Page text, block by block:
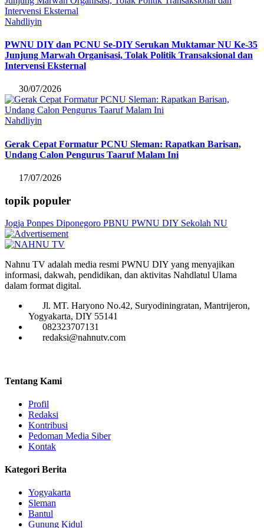
Nahdliyin
PWNU DIY dan PCNU Se-DIY Serukan Muktamar NU Ke-35
Junjung Marwah Organisasi, Tolak Politik Transaksional dan
Intervensi Eksternal
30/07/2026
Nahdliyin
Gerak Cepat Formatur PCNU Sleman: Rapatkan Barisan,
Undang Calon Pengurus Taaruf Malam Ini
17/07/2026
topik populer
Jogja Ponpes Diponegoro PBNU PWNU DIY Sekolah NU
Nahnu TV adalah media resmi PWNU DIY yang menyajikan
informasi, dakwah, pendidikan, dan aktivitas Nahdlatul Ulama
dalam format digital.
Jl. MT. Haryono No.42, Suryodiningratan, Mantrijeron,
Yogyakarta, DIY 55141
082323707131
redaksi@nahnutv.com
Tentang Kami
Profil
Redaksi
Kontribusi
Pedoman Media Siber
Kontak
Kategori Berita
Yogyakarta
Sleman
Bantul
Gunung Kidul